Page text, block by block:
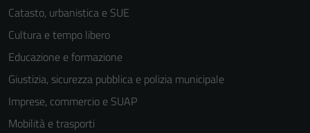
Catasto, urbanistica e SUE
Cultura e tempo libero
Educazione e formazione
Giustizia, sicurezza pubblica e polizia municipale
Imprese, commercio e SUAP
Mobilità e trasporti